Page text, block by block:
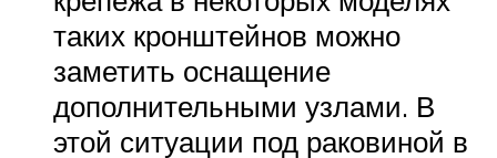
таких кронштейнов можно
заметить оснащение
дополнительными узлами. В
этой ситуации под раковиной в